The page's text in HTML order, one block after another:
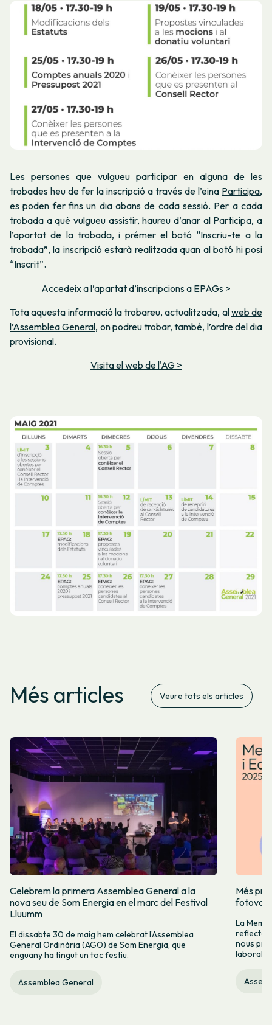
Les persones que vulgueu participar en alguna de les
trobades heu de fer la inscripció a través de l’eina Participa,
es poden fer fins un dia abans de cada sessió. Per a cada
trobada a què vulgueu assistir, haureu d’anar al Participa, a
l’apartat de la trobada, i prémer el botó “Inscriu-te a la
trobada”, la inscripció estarà realitzada quan al botó hi posi
“Inscrit”.
Accedeix a l’apartat d’inscripcions a EPAGs >
Tota aquesta informació la trobareu, actualitzada, alweb de
l’Assemblea General, on podreu trobar, també, l’ordre del dia
provisional.
Visita el web de l'AG >
Més articles Veure tots els articles
Celebrem la primera Assemblea General a la
nova seu de Som Energia en el marc del Festival
Lluumm
El dissabte 30 de maig hem celebrat l’Assemblea
General Ordinària (AGO) de Som Energia, que
enguany ha tingut un toc festiu.
Assemblea General
Més
La
reflecteix
nous
laboral.